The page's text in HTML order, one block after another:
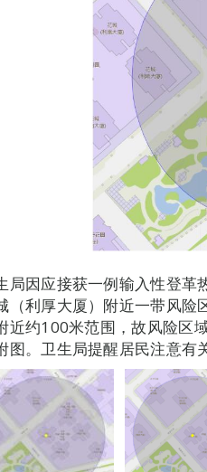
局因应接获一例输入性登革
（利厚大厦）附近一带风险
近约100米范围，故风险区
图。卫生局提醒居民注意有